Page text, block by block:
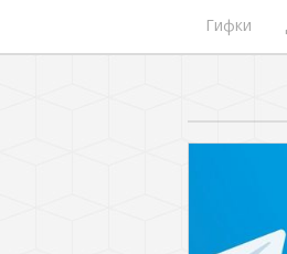
Гифки